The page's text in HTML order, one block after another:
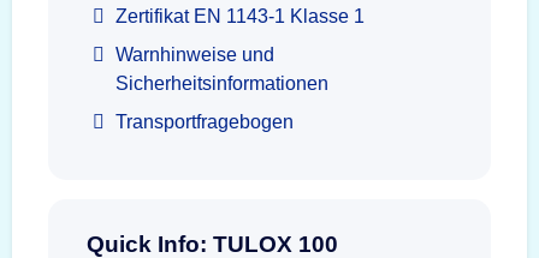
Zertifikat EN 1143-1 Klasse 1
Warnhinweise und
Sicherheitsinformationen
Transportfragebogen
Quick Info: TULOX 100